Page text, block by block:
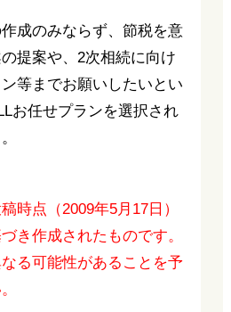
成のみならず、節税を意
提案や、2次相続に向け
等までお願いしたいとい
お任せプランを選択され
時点（2009年5月17日）
き作成されたものです。
る可能性があることを予